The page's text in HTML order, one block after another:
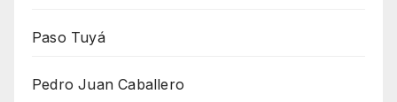
Paso Tuyá
Pedro Juan Caballero